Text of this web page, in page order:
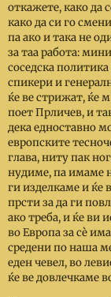
откажете, како да
како да си го
па ако и така не
за таа работа:
соседска
спикери и
ќе ве стрижат, ќе
поет Прличев, и
дека едноставно
европските
глава, ниту пак
нудиме, па имаме
ги изделкаме и ќе
прсти за да ги
ако треба, и ќе ви
во Европа за сѐ
средени по наша
еден чевел, во
ќе ве довлечкаме